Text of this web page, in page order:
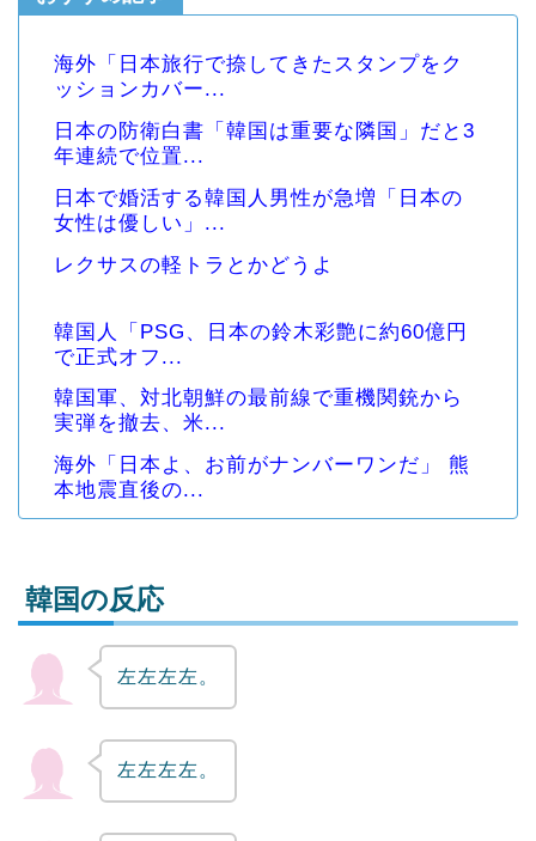
海外「日本旅行で捺してきたスタンプをク
ッションカバー...
日本の防衛白書「韓国は重要な隣国」だと3
年連続で位置...
日本で婚活する韓国人男性が急増「日本の
女性は優しい」...
レクサスの軽トラとかどうよ
韓国人「PSG、日本の鈴木彩艶に約60億円
で正式オフ...
韓国軍、対北朝鮮の最前線で重機関銃から
実弾を撤去、米...
海外「日本よ、お前がナンバーワンだ」 熊
本地震直後の...
Powered by livedoor 相互RSS
韓国の反応
左左左左。
左左左左。